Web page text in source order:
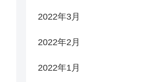
2022年3月
2022年2月
2022年1月